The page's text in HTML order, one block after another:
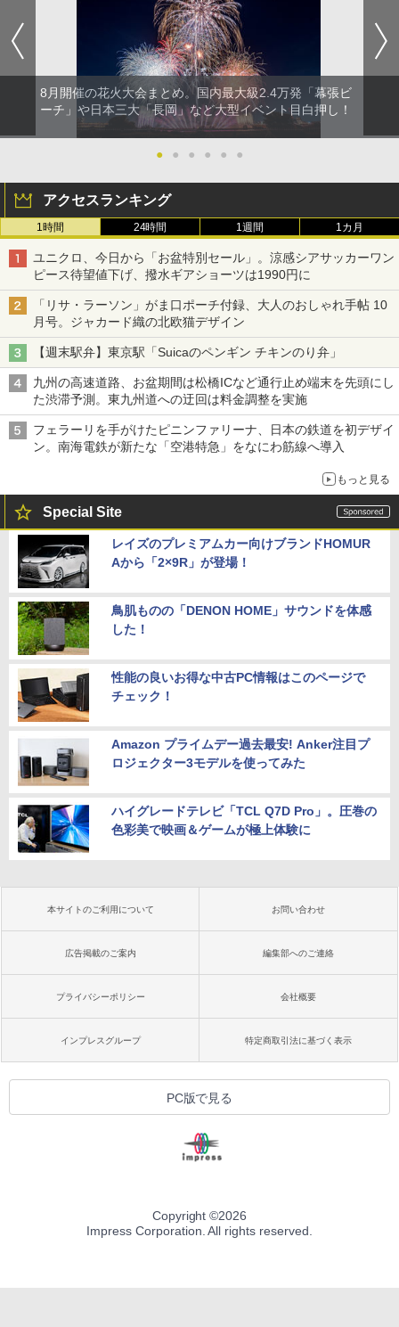
8月開催の花火大会まとめ。国内最大級2.4万発「幕張ビ
ーチ」や日本三大「長岡」など大型イベント目白押し！
● ● ● ● ● ●
アクセスランキング
1時間 24時間 1週間 1カ月
ユニクロ、今日から「お盆特別セール」。涼感シアサッカーワン
ピース待望値下げ、撥水ギアショーツは1990円に
「リサ・ラーソン」がま口ポーチ付録、大人のおしゃれ手帖 10
月号。ジャカード織の北欧猫デザイン
【週末駅弁】東京駅「Suicaのペンギン チキンのり弁」
九州の高速道路、お盆期間は松橋ICなど通行止め端末を先頭にし
た渋滞予測。東九州道への迂回は料金調整を実施
フェラーリを手がけたピニンファリーナ、日本の鉄道を初デザイ
ン。南海電鉄が新たな「空港特急」をなにわ筋線へ導入
もっと見る
Special Site
レイズのプレミアムカー向けブランドHOMUR
Aから「2×9R」が登場！
鳥肌ものの「DENON HOME」サウンドを体感
した！
性能の良いお得な中古PC情報はこのページで
チェック！
Amazon プライムデー過去最安! Anker注目プ
ロジェクター3モデルを使ってみた
ハイグレードテレビ「TCL Q7D Pro」。圧巻の
色彩美で映画＆ゲームが極上体験に
本サイトのご利用について お問い合わせ
広告掲載のご案内 編集部へのご連絡
プライバシーポリシー 会社概要
インプレスグループ 特定商取引法に基づく表示
PC版で見る
Copyright ©2026
Impress Corporation. All rights reserved.